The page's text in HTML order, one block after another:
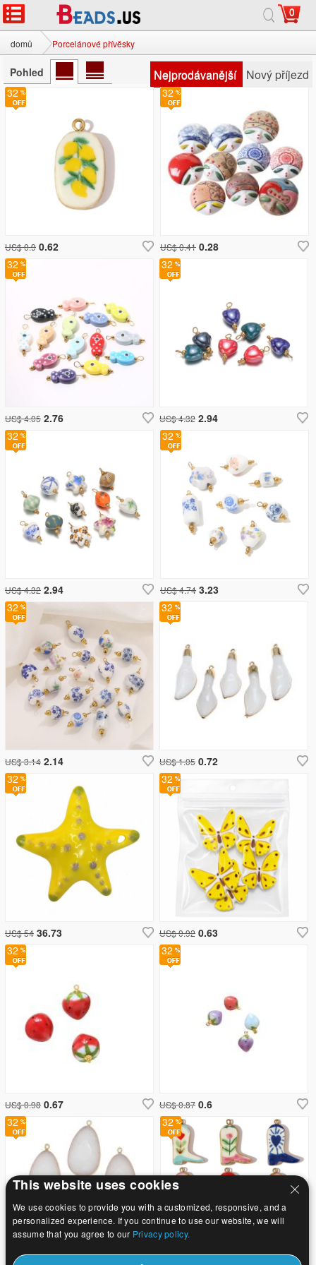
0
domů Porcelánové přívěsky
Pohled Nejprodávanější Nový příjezd
32
32
US$ 0.92 0.63
32
US$ 54 36.73
32
US$ 0.9 0.62
32
US$ 4.32 2.94
32
US$ 4.32 2.94
32
US$ 3.14 2.14
32
US$ 4.74 3.23
32
US$ 4.05 2.76
32
US$ 0.98 0.67
32
US$ 0.87 0.6
32
US$ 1.05 0.72
32
32
US$ 0.41 0.28
This website uses cookies
We use cookies to provide you with a customized, responsive, and a
personalized experience. If you continue to use our website, we will
assume that you agree to our Privacy policy.